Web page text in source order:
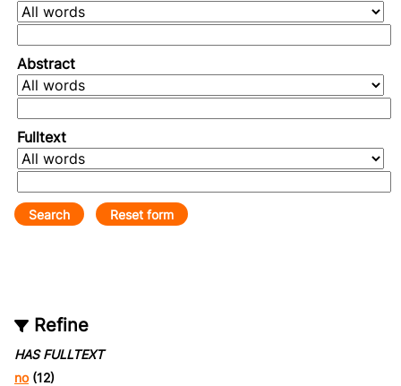
Abstract
Fulltext
Refine
HAS FULLTEXT
no(12)